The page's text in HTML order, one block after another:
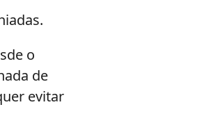
o
de
evitar